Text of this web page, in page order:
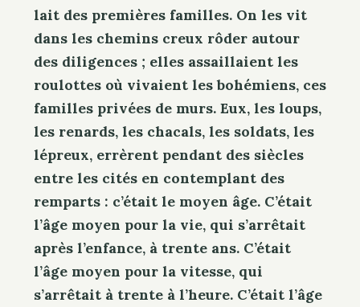
lait des premières familles. On les vit
dans les chemins creux rôder autour
des diligences ; elles assaillaient les
roulottes où vivaient les bohémiens, ces
familles privées de murs. Eux, les loups,
les renards, les chacals, les soldats, les
lépreux, errèrent pendant des siècles
entre les cités en contemplant des
remparts : c’était le moyen âge. C’était
l’âge moyen pour la vie, qui s’arrêtait
après l’enfance, à trente ans. C’était
l’âge moyen pour la vitesse, qui
s’arrêtait à trente à l’heure. C’était l’âge